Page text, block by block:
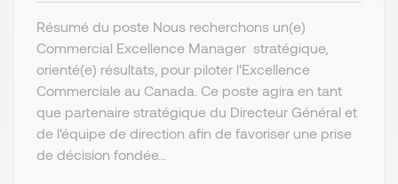
Résumé du poste Nous recherchons un(e)
Commercial Excellence Manager stratégique,
orienté(e) résultats, pour piloter l'Excellence
Commerciale au Canada. Ce poste agira en tant
que partenaire stratégique du Directeur Général et
de l'équipe de direction afin de favoriser une prise
de décision fondée...